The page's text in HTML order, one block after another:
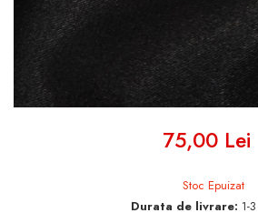
75,00 Lei
Stoc Epuizat
Durata de livrare: 1-